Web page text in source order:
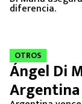
diferencia.
OTROS
Ángel Di
Argentina